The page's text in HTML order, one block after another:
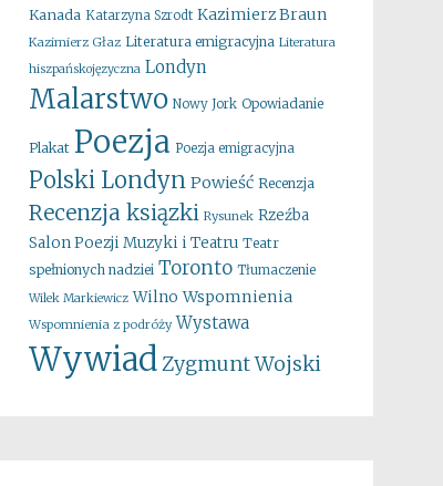
Kanada Katarzyna Szrodt Kazimierz Braun
Kazimierz Głaz Literatura emigracyjna Literatura
hiszpańskojęzyczna Londyn
Malarstwo Nowy Jork Opowiadanie
Plakat Poezja Poezja emigracyjna
Polski Londyn Powieść Recenzja
Recenzja ksiązki Rysunek Rzeźba
Salon Poezji Muzyki i Teatru Teatr
spełnionych nadziei Toronto Tłumaczenie
Wilek Markiewicz Wilno Wspomnienia
Wspomnienia z podróży Wystawa
WywiadZygmunt Wojski